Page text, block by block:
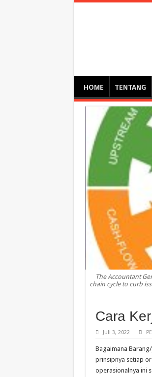
HOME TENTANG
The Accountant
chain cycle to curb
Cara
Juli 3, 2022
Bagaimana
prinsipnya setiap
operasionalnya ini